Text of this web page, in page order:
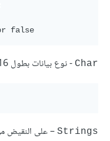
Char - نوع بيانات بطول 16 بت يرمز لمحرف يونيكود
Strings – على النقيض